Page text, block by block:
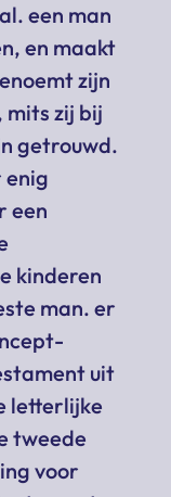
een man
en maakt
zijn
mits zij bij
getrouwd.
enig
een
kinderen
man. er
uit
letterlijke
tweede
voor